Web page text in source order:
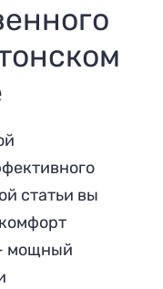
статьи вы
мощный